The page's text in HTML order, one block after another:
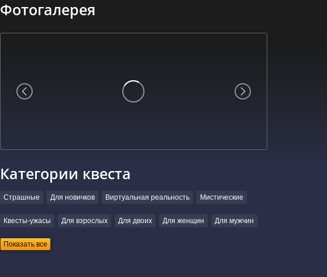
Фотогалерея
Категории квеста
Страшные Для новичков Виртуальная реальность Мистические
Квесты-ужасы Для взрослых Для двоих Для женщин Для мужчин
Показать все